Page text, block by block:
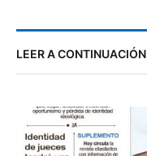
LEER A CONTINUACIÓN